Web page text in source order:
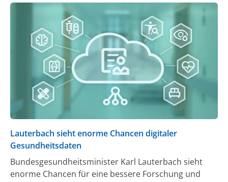
Lauterbach sieht enorme Chancen digitaler
Gesundheitsdaten
Bundesgesundheitsminister Karl Lauterbach sieht
enorme Chancen für eine bessere Forschung und